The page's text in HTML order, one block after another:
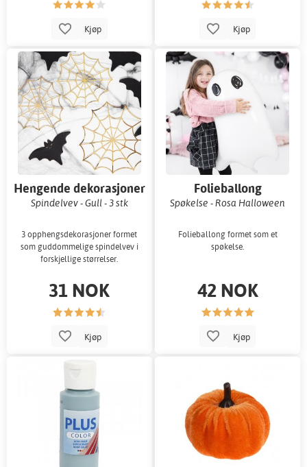
Kjøp Kjøp
Hengende dekorasjoner
Spindelvev - Gull - 3 stk
3 opphengsdekorasjoner formet
som guddommelige spindelvev i
forskjellige størrelser.
31 NOK
Kjøp
Folieballong
Spøkelse - Rosa Halloween
Folieballong formet som et
spøkelse.
42 NOK
Kjøp